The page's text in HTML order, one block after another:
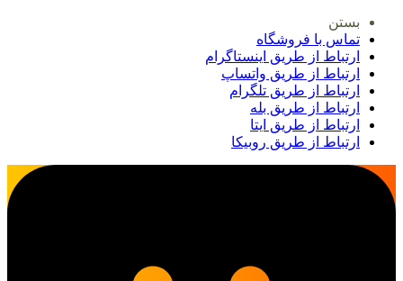
بستن
تماس با فروشگاه
ارتباط از طریق اینستاگرام
ارتباط از طریق واتساپ
ارتباط از طریق تلگرام
ارتباط از طریق بله
ارتباط از طریق ایتا
ارتباط از طریق روبیکا